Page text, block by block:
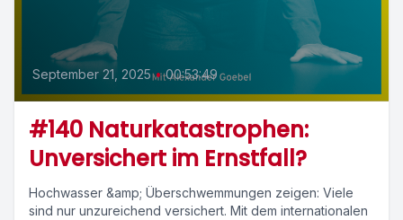
September 21, 2025 • 00:53:49
#140 Naturkatastrophen:
Unversichert im Ernstfall?
Hochwasser &amp; Überschwemmungen zeigen: Viele
sind nur unzureichend versichert. Mit dem internationalen